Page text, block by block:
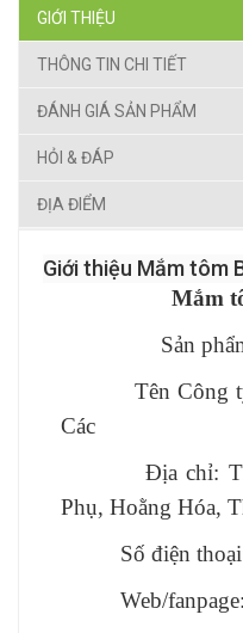
GIỚI THIỆU
THÔNG TIN CHI TIẾT
ĐÁNH GIÁ SẢN PHẨM
HỎI & ĐÁP
ĐỊA ĐIỂM
Giới thiệu Mắm tôm
Mắm
Sản
Tên Công ty:
Các
Địa chỉ: Thôn
Phụ, Hoằng Hóa,
Số điện thoại:
Web/fanpage: